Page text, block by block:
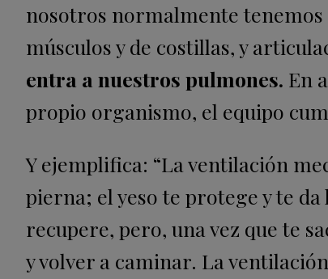
nosotros normalmente
músculos y de costillas, y
entra a nuestros pulmones. En
propio organismo, el equipo
Y ejemplifica: “La ventilación
pierna; el yeso te protege y te
recupere, pero, una vez que te
y volver a caminar. La